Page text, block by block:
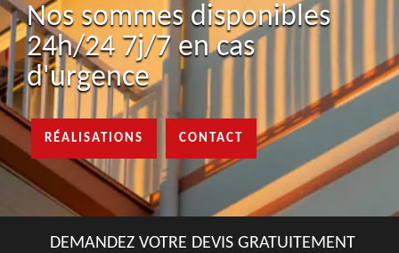
Nos sommes disponibles
24h/24 7j/7 en cas
d'urgence
RÉALISATIONS CONTACT
DEMANDEZ VOTRE DEVIS GRATUITEMENT